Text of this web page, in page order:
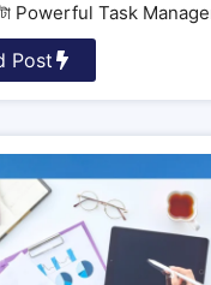
Powerful Task
Post